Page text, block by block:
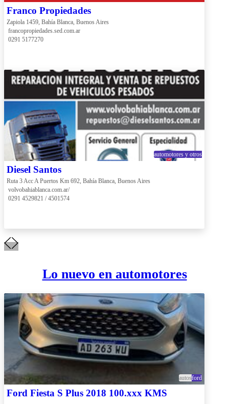
Franco Propiedades
Zapiola 1459, Bahía Blanca, Buenos Aires
francopropiedades.sed.com.ar
0291 5177270
automotores y otros
Diesel Santos
Ruta 3 Acc A Puertos Km 692, Bahía Blanca, Buenos Aires
volvobahiablanca.com.ar/
0291 4529821 / 4501574
Lo nuevo en automotores
autosford
Ford Fiesta S Plus 2018 100.xxx KMS